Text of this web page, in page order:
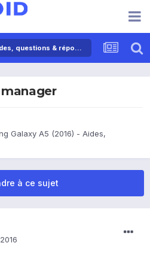
Samsung Galaxy A5 (2016) - Aides, questions & réponses
Galaxy A5 (2016) - Aides,
à ce sujet